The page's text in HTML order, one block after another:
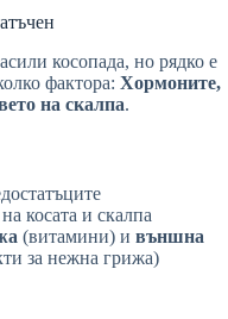
косопада, но рядко е
фактора: Хормоните,
на скалпа.
косата и скалпа
(витамини) и външна
за нежна грижа)